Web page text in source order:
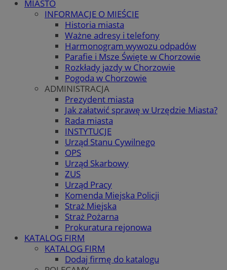
MIASTO
INFORMACJE O MIEŚCIE
Historia miasta
Ważne adresy i telefony
Harmonogram wywozu odpadów
Parafie i Msze Święte w Chorzowie
Rozkłady jazdy w Chorzowie
Pogoda w Chorzowie
ADMINISTRACJA
Prezydent miasta
Jak załatwić sprawę w Urzędzie Miasta?
Rada miasta
INSTYTUCJE
Urząd Stanu Cywilnego
OPS
Urząd Skarbowy
ZUS
Urząd Pracy
Komenda Miejska Policji
Straż Miejska
Straż Pożarna
Prokuratura rejonowa
KATALOG FIRM
KATALOG FIRM
Dodaj firmę do katalogu